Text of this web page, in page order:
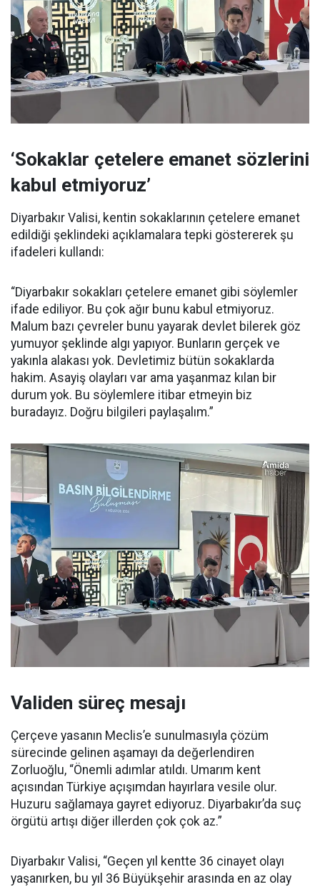
‘Sokaklar çetelere emanet sözlerini
kabul etmiyoruz’
Diyarbakır Valisi, kentin sokaklarının çetelere emanet
edildiği şeklindeki açıklamalara tepki göstererek şu
ifadeleri kullandı:
“Diyarbakır sokakları çetelere emanet gibi söylemler
ifade ediliyor. Bu çok ağır bunu kabul etmiyoruz.
Malum bazı çevreler bunu yayarak devlet bilerek göz
yumuyor şeklinde algı yapıyor. Bunların gerçek ve
yakınla alakası yok. Devletimiz bütün sokaklarda
hakim. Asayiş olayları var ama yaşanmaz kılan bir
durum yok. Bu söylemlere itibar etmeyin biz
buradayız. Doğru bilgileri paylaşalım.”
Validen süreç mesajı
Çerçeve yasanın Meclis’e sunulmasıyla çözüm
sürecinde gelinen aşamayı da değerlendiren
Zorluoğlu, “Önemli adımlar atıldı. Umarım kent
açısından Türkiye açışımdan hayırlara vesile olur.
Huzuru sağlamaya gayret ediyoruz. Diyarbakır’da suç
örgütü artışı diğer illerden çok çok az.”
Diyarbakır Valisi, “Geçen yıl kentte 36 cinayet olayı
yaşanırken, bu yıl 36 Büyükşehir arasında en az olay